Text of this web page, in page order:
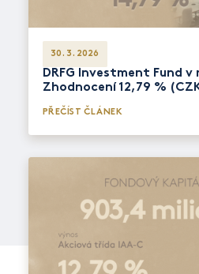
30. 3. 2026
DRFG Investment Fund v
Zhodnocení 12,79 %
PŘEČÍST ČLÁNEK